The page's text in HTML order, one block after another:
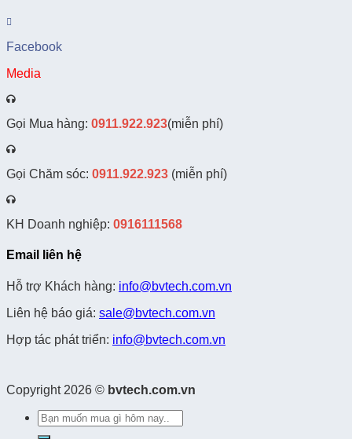
Facebook
Media
Gọi Mua hàng: 0911.922.923(miễn phí)
Gọi Chăm sóc: 0911.922.923 (miễn phí)
KH Doanh nghiệp: 0916111568
Email liên hệ
Hỗ trợ Khách hàng: info@bvtech.com.vn
Liên hệ báo giá: sale@bvtech.com.vn
Hợp tác phát triển: info@bvtech.com.vn
Copyright 2026 © bvtech.com.vn
Tìm
kiếm: